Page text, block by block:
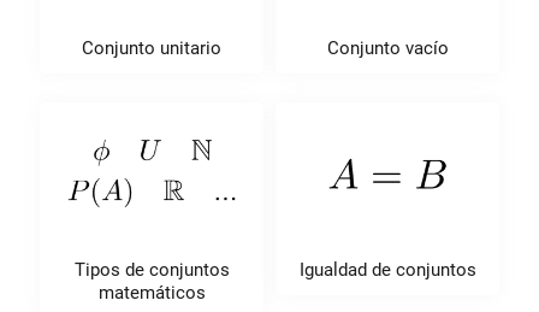
Conjunto unitario Conjunto vacío
Tipos de conjuntos
matemáticos
Igualdad de conjuntos